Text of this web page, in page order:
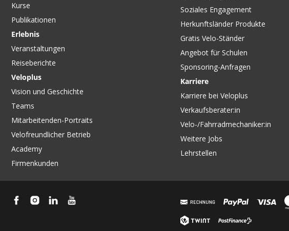
Kurse
Publikationen
Erlebnis
Veranstaltungen
Reiseberichte
Veloplus
Vision und Geschichte
Teams
Mitarbeitenden-Portraits
Velofreundlicher Betrieb
Academy
Firmenkunden
Soziales Engagement
Herkunftsländer Produkte
Gratis Velo-Ständer
Angebot für Schulen
Sponsoring-Anfragen
Karriere
Karriere bei Veloplus
Verkaufsberater:in
Velo-/Fahrradmechaniker:in
Weitere Jobs
Lehrstellen